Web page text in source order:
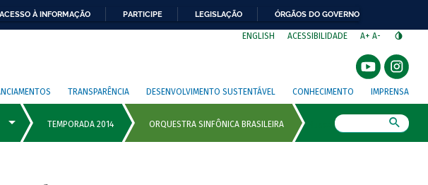
ACESSO À INFORMAÇÃO PARTICIPE LEGISLAÇÃO ÓRGÃOS DO GOVERNO
ENGLISH ACESSIBILIDADE A+ A-
TRANSPARÊNCIA DESENVOLVIMENTO SUSTENTÁVEL CONHECIMENTO IMPRENSA